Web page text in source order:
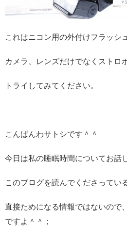
これはニコン用の外付けフラッシ
カメラ、レンズだけでなくストロ
トライしてみてください。
こんばんわサトシです＾＾
今日は私の睡眠時間についてお話
このブログを読んでくださってい
直接ためになる情報ではないので
ですよ＾＾；